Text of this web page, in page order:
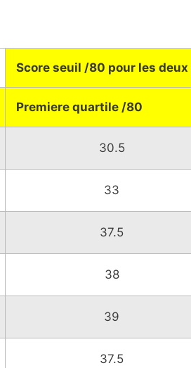
Score seuil /80 pour les
Premiere quartile /80
30.5
33
37.5
38
39
37.5